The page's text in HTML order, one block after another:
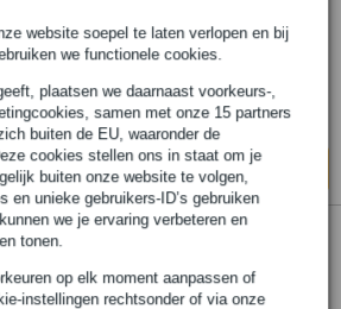
website soepel te laten verlopen en bij
we functionele cookies.
plaatsen we daarnaast voorkeurs-,
samen met onze 15 partners
buiten de EU, waaronder de
cookies stellen ons in staat om je
buiten onze website te volgen,
en unieke gebruikers-ID’s gebruiken
we je ervaring verbeteren en
tonen.
op elk moment aanpassen of
instellingen rechtsonder of via onze
€ 35,- € 33,-
nu en ontvang binnen circa 6
In mijn winkelwagen
HW 2/70 NG - 8 Ohm crossover